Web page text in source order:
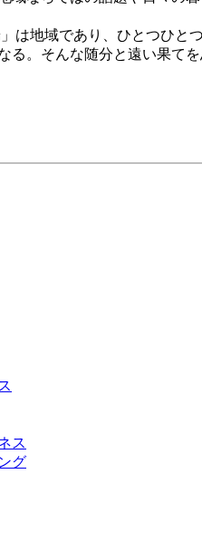
は地域であり、ひとつひ
る。そんな随分と遠い果て
ス
グ